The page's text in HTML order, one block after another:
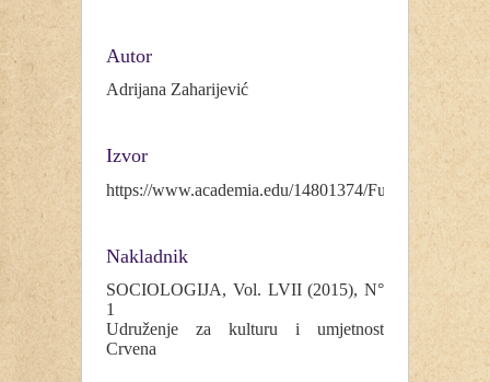
Autor
Adrijana Zaharijević
Izvor
https://www.academia.edu/14801374/
Nakladnik
SOCIOLOGIJA, Vol. LVII (2015), N°
1
Udruženje za kulturu i umjetnost
Crvena